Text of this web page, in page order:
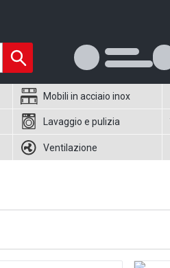
Mobili in acciaio inox
Lavaggio e pulizia
Ventilazione